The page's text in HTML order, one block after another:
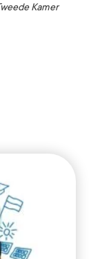
Kamer